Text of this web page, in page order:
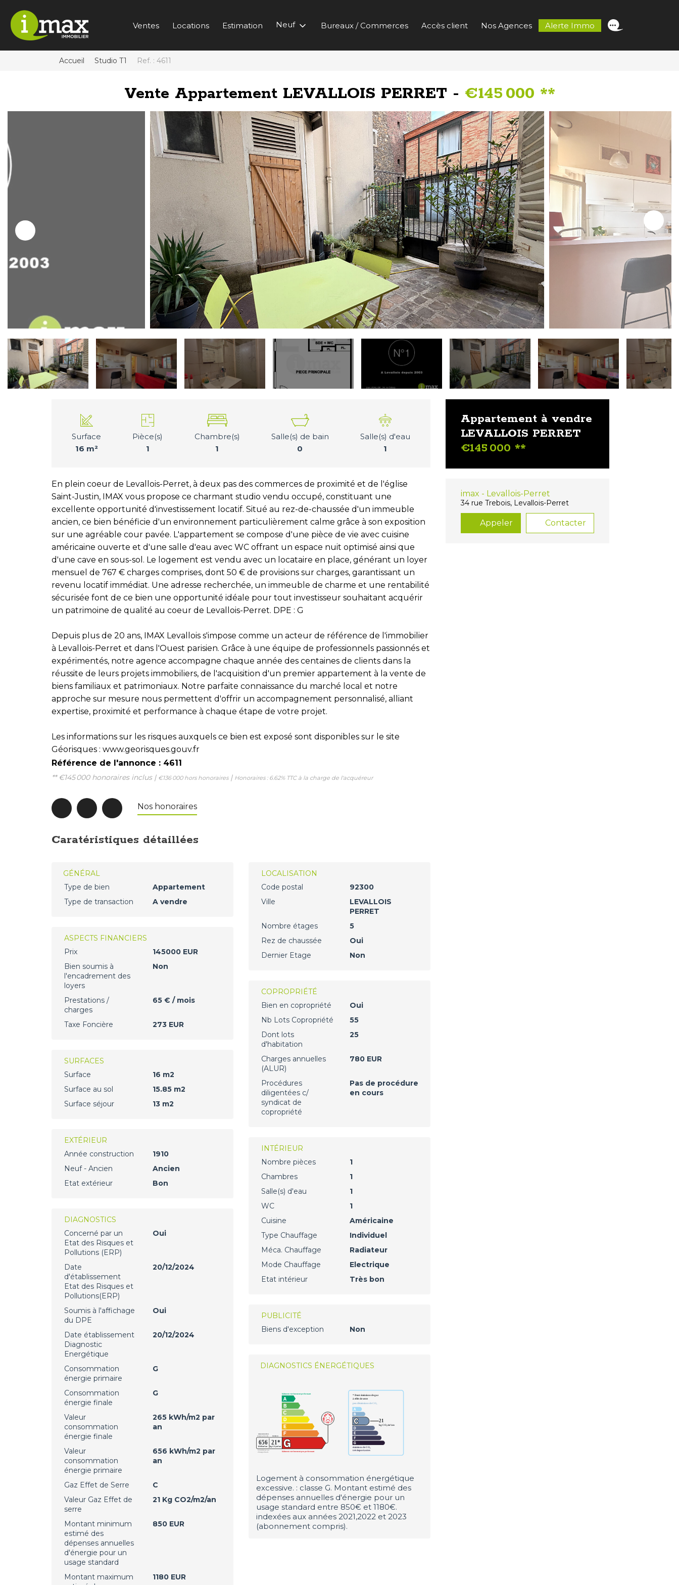
Ventes Locations Estimation Neuf Bureaux / Commerces Accès client Nos Agences Alerte Immo
Accueil Studio T1 Ref. : 4611
Vente Appartement LEVALLOIS PERRET - €145 000 **
Surface
16 m²
Pièce(s)
1
Chambre(s)
1
Salle(s) de bain
0
Salle(s) d'eau
1
En plein coeur de Levallois-Perret, à deux pas des commerces de proximité et de l'église
Saint-Justin, IMAX vous propose ce charmant studio vendu occupé, constituant une
excellente opportunité d'investissement locatif. Situé au rez-de-chaussée d'un immeuble
ancien, ce bien bénéficie d'un environnement particulièrement calme grâce à son exposition
sur une agréable cour pavée. L'appartement se compose d'une pièce de vie avec cuisine
américaine ouverte et d'une salle d'eau avec WC offrant un espace nuit optimisé ainsi que
d'une cave en sous-sol. Le logement est vendu avec un locataire en place, générant un loyer
mensuel de 767 € charges comprises, dont 50 € de provisions sur charges, garantissant un
revenu locatif immédiat. Une adresse recherchée, un immeuble de charme et une rentabilité
sécurisée font de ce bien une opportunité idéale pour tout investisseur souhaitant acquérir
un patrimoine de qualité au coeur de Levallois-Perret. DPE : G
Depuis plus de 20 ans, IMAX Levallois s'impose comme un acteur de référence de l'immobilier
à Levallois-Perret et dans l'Ouest parisien. Grâce à une équipe de professionnels passionnés et
expérimentés, notre agence accompagne chaque année des centaines de clients dans la
réussite de leurs projets immobiliers, de l'acquisition d'un premier appartement à la vente de
biens familiaux et patrimoniaux. Notre parfaite connaissance du marché local et notre
approche sur mesure nous permettent d'offrir un accompagnement personnalisé, alliant
expertise, proximité et performance à chaque étape de votre projet.
Les informations sur les risques auxquels ce bien est exposé sont disponibles sur le site
Géorisques : www.georisques.gouv.fr
Référence de l'annonce : 4611
** €145 000 honoraires inclus | €136 000 hors honoraires| Honoraires : 6.62% TTC à la charge de l'acquéreur
Nos honoraires
Caratéristiques détaillées
GÉNÉRAL
Type de bien
Appartement
Type de transaction
A vendre
LOCALISATION
Code postal
92300
Ville
LEVALLOIS
PERRET
Nombre étages
5
Rez de chaussée
Oui
Dernier Etage
Non
ASPECTS FINANCIERS
Prix
145000 EUR
Bien soumis à
l'encadrement des
loyers
Non
Prestations /
charges
65 € / mois
Taxe Foncière 273 EUR
COPROPRIÉTÉ
Bien en copropriété
Oui
Nb Lots Copropriété
55
Dont lots
d'habitation
25
Charges annuelles
(ALUR)
780 EUR
Procédures
diligentées c/
syndicat de
copropriété
Pas de procédure
en cours
SURFACES
Surface
16 m2
Surface au sol
15.85 m2
Surface séjour
13 m2
EXTÉRIEUR
Année construction
1910
Neuf - Ancien
Ancien
Etat extérieur
Bon
INTÉRIEUR
Nombre pièces
1
Chambres
1
Salle(s) d'eau
1
WC
1
Cuisine
Américaine
Type Chauffage
Individuel
Méca. Chauffage
Radiateur
Mode Chauffage
Electrique
Etat intérieur
Très bon
DIAGNOSTICS
Concerné par un
Etat des Risques et
Pollutions (ERP)
Oui
Date
d'établissement
Etat des Risques et
Pollutions(ERP)
20/12/2024
Soumis à l'affichage
du DPE
Oui
Date établissement
Diagnostic
Energétique
20/12/2024
Consommation
énergie primaire
G
Consommation
énergie finale
G
Valeur
consommation
énergie finale
265 kWh/m2 par
an
Valeur
consommation
énergie primaire
656 kWh/m2 par
an
Gaz Effet de Serre
C
Valeur Gaz Effet de
serre
21 Kg CO2/m2/an
Montant minimum
estimé des
dépenses annuelles
d'énergie pour un
usage standard
850 EUR
Montant maximum
1180 EUR
PUBLICITÉ
Biens d'exception
Non
DIAGNOSTICS ÉNERGÉTIQUES
Logement à consommation énergétique
excessive. : classe G. Montant estimé des
dépenses annuelles d'énergie pour un
usage standard entre 850€ et 1180€.
indexées aux années 2021,2022 et 2023
(abonnement compris).
Appartement à vendre
LEVALLOIS PERRET
€145 000 **
imax - Levallois-Perret
34 rue Trebois, Levallois-Perret
Appeler Contacter